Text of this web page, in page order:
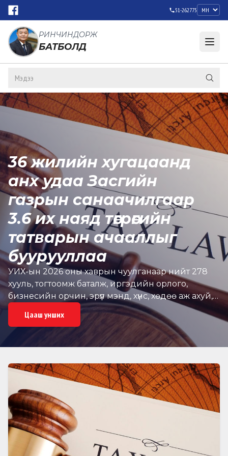
51-262775
РИНЧИНДОРЖ
БАТБОЛД
36 жилийн хугацаанд
анх удаа Засгийн
газрын санаачилгаар
3.6 их наяд төгрөгийн
татварын ачааллыг
буурууллаа
УИХ-ын 2026 оны хаврын чуулганаар нийт 278
хууль, тогтоомж баталж, иргэдийн орлого,
бизнесийн орчин, эрүүл мэнд, хүнс, хөдөө аж ахуй,
шинжлэх ухаан, байгаль орчин зэрэг салбарын
эрх зүйн шинэчлэлийг хэрэгжүүлэх суурийг
бүрдүүлсэн байна. Тухайлбал, Хувь хүний орлогын
албан татварын тухай, Аж ахуйн нэгжийн
ерөнхий хууль, Нэмэгдсэн өртгийн албан
татварын тухай, Онцгой албан татварын тухай
хуулиудад нэмэлт, өөрчлөлт оруулж, татварын
багц шинэчлэлийг баталснаар татварын
шатлалыг өөрчилж, иргэдийн орлогыг
хамгаалах, бизнес эрхлэх орчныг сайжруулах
томоохон шинэчлэлийг хэрэгжүүлжээ. Үүний үр дүнд
Цааш унших